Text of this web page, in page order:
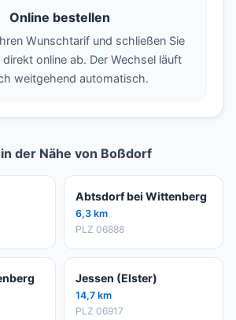
Online bestellen
Wunschtarif und schließen Sie
online ab. Der Wechsel läuft
weitgehend automatisch.
der Nähe von Boßdorf
Abtsdorf bei Wittenberg
6,3 km
PLZ 06888
Jessen (Elster)
14,7 km
PLZ 06917